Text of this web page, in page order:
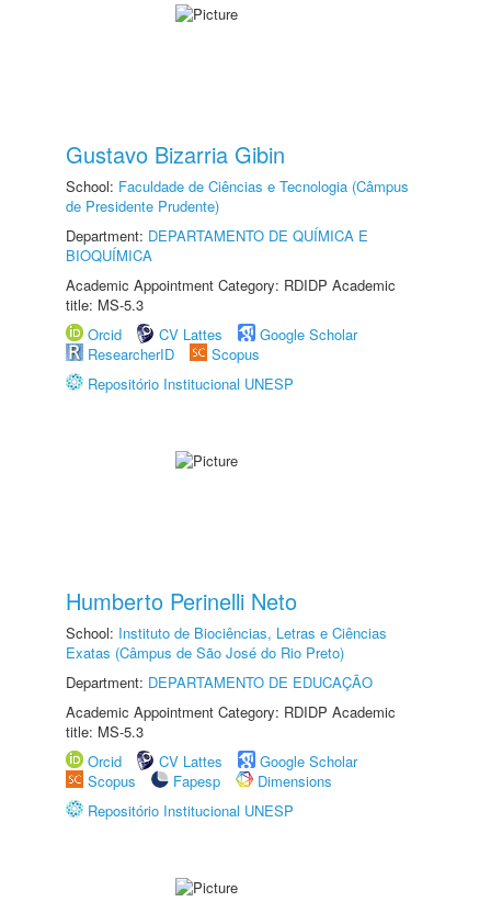
Gustavo Bizarria Gibin
School: Faculdade de Ciências e Tecnologia (Câmpus
de Presidente Prudente)
Department: DEPARTAMENTO DE QUÍMICA E
BIOQUÍMICA
Academic Appointment Category: RDIDP Academic
title: MS-5.3
Orcid
CV Lattes
Google Scholar
ResearcherID
Scopus
Repositório Institucional UNESP
Humberto Perinelli Neto
School: Instituto de Biociências, Letras e Ciências
Exatas (Câmpus de São José do Rio Preto)
Department: DEPARTAMENTO DE EDUCAÇÃO
Academic Appointment Category: RDIDP Academic
title: MS-5.3
Orcid
CV Lattes
Google Scholar
Scopus
Fapesp
Dimensions
Repositório Institucional UNESP